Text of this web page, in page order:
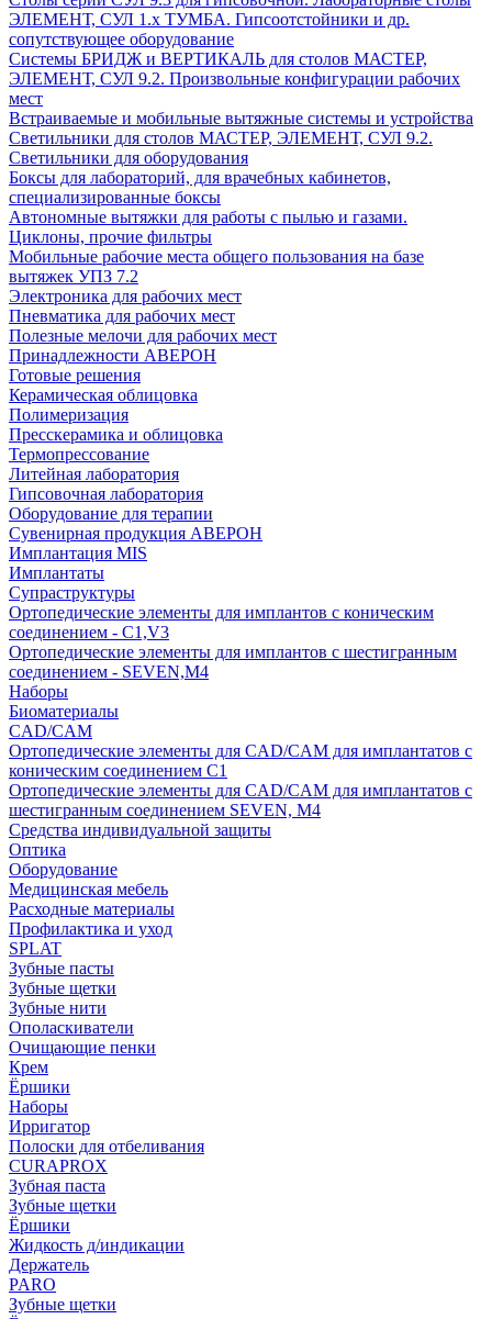
ЭЛЕМЕНТ, СУЛ 1.х ТУМБА. Гипсоотстойники и др.
сопутствующее оборудование
Системы БРИДЖ и ВЕРТИКАЛЬ для столов МАСТЕР,
ЭЛЕМЕНТ, СУЛ 9.2. Произвольные конфигурации рабочих
мест
Встраиваемые и мобильные вытяжные системы и устройства
Светильники для столов МАСТЕР, ЭЛЕМЕНТ, СУЛ 9.2.
Светильники для оборудования
Боксы для лабораторий, для врачебных кабинетов,
специализированные боксы
Автономные вытяжки для работы с пылью и газами.
Циклоны, прочие фильтры
Мобильные рабочие места общего пользования на базе
вытяжек УПЗ 7.2
Электроника для рабочих мест
Пневматика для рабочих мест
Полезные мелочи для рабочих мест
Принадлежности АВЕРОН
Готовые решения
Керамическая облицовка
Полимеризация
Пресскерамика и облицовка
Термопрессование
Литейная лаборатория
Гипсовочная лаборатория
Оборудование для терапии
Сувенирная продукция АВЕРОН
Имплантация MIS
Имплантаты
Супраструктуры
Ортопедические элементы для имплантов с коническим
соединением - C1,V3
Ортопедические элементы для имплантов с шестигранным
соединением - SEVEN,M4
Наборы
Биоматериалы
CAD/CAM
Ортопедические элементы для CAD/CAM для имплантатов с
коническим соединением С1
Ортопедические элементы для CAD/CAM для имплантатов с
шестигранным соединением SEVEN, М4
Средства индивидуальной защиты
Оптика
Оборудование
Медицинская мебель
Расходные материалы
Профилактика и уход
SPLAT
Зубные пасты
Зубные щетки
Зубные нити
Ополаскиватели
Очищающие пенки
Крем
Ёршики
Наборы
Ирригатор
Полоски для отбеливания
CURAPROX
Зубная паста
Зубные щетки
Ёршики
Жидкость д/индикации
Держатель
PARO
Зубные щетки